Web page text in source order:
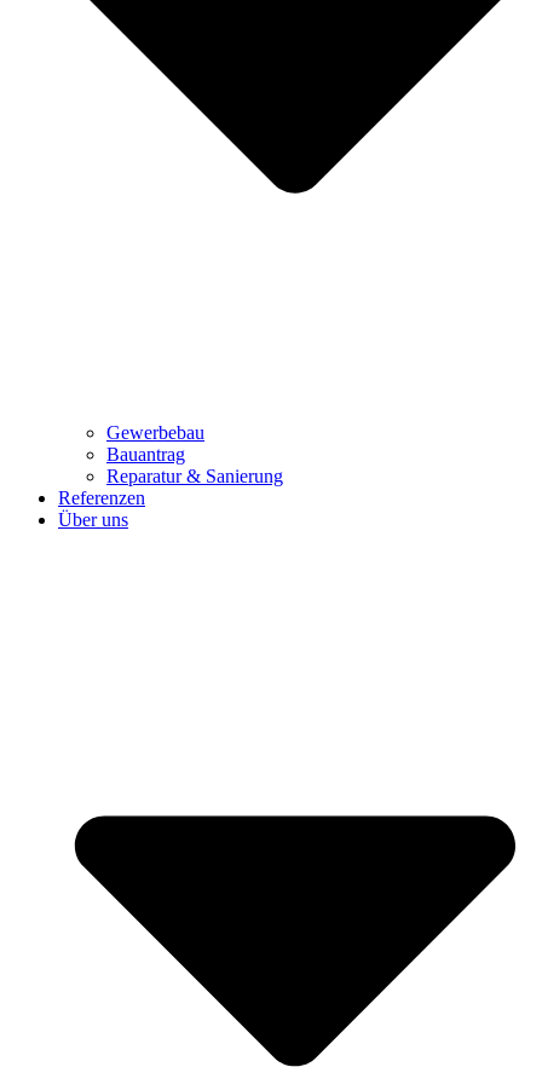
Gewerbebau
Bauantrag
Reparatur & Sanierung
Referenzen
Über uns